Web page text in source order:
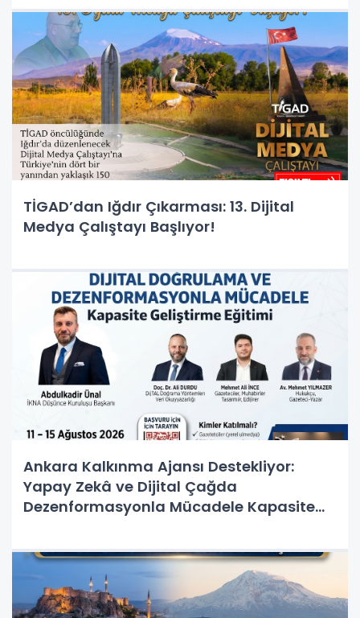
TİGAD’dan Iğdır Çıkarması: 13. Dijital
Medya Çalıştayı Başlıyor!
Ankara Kalkınma Ajansı Destekliyor:
Yapay Zekâ ve Dijital Çağda
Dezenformasyonla Mücadele Kapasite